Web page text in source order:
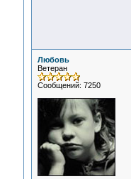
Любовь
Ветеран
Сообщений: 7250